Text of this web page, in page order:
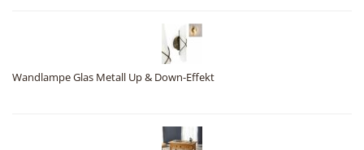
Wandlampe Glas Metall Up & Down-Effekt